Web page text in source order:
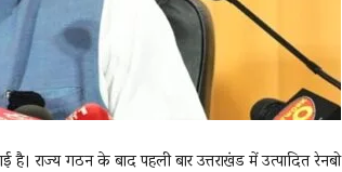
राज्य गठन के बाद पहली बार उत्तराखंड में उत्पादित रेनबो